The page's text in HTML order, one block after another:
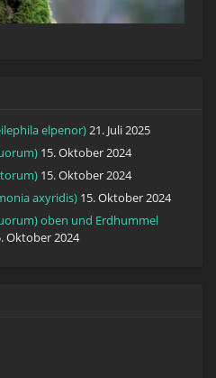
elpenor)21. Juli 2025
15. Oktober 2024
15. Oktober 2024
axyridis) 15. Oktober 2024
oben und Erdhummel
Oktober 2024